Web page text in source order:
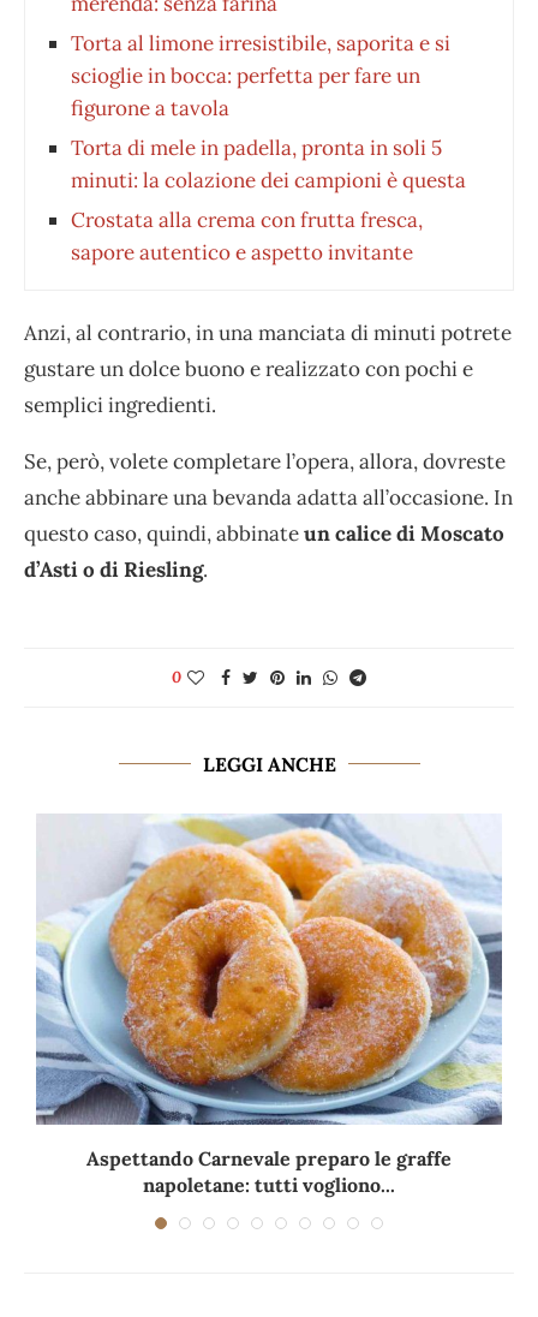
Torta al limone irresistibile, saporita e si
scioglie in bocca: perfetta per fare un
figurone a tavola
Torta di mele in padella, pronta in soli 5
minuti: la colazione dei campioni è questa
Crostata alla crema con frutta fresca,
sapore autentico e aspetto invitante
Anzi, al contrario, in una manciata di minuti potrete
gustare un dolce buono e realizzato con pochi e
semplici ingredienti.
Se, però, volete completare l’opera, allora, dovreste
anche abbinare una bevanda adatta all’occasione. In
questo caso, quindi, abbinateun calice di Moscato
d’Asti o di Riesling.
0
LEGGI ANCHE
Aspettando Carnevale preparo le graffe
napoletane: tutti vogliono...